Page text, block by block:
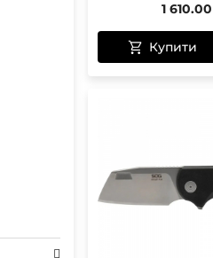
1 610.00
Купити